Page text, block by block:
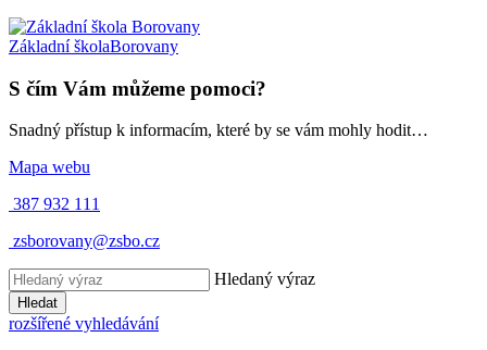
Základní školaBorovany
S čím Vám můžeme pomoci?
Snadný přístup k informacím, které by se vám mohly hodit…
Mapa webu
387 932 111
zsborovany@zsbo.cz
Hledaný výraz
Hledat
rozšířené vyhledávání